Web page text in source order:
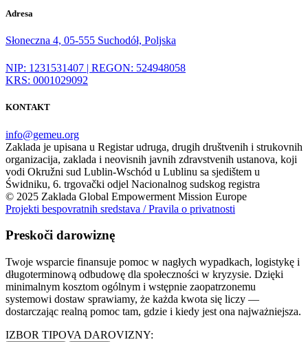
Adresa
Słoneczna 4, 05-555 Suchodół, Poljska
NIP: 1231531407 | REGON: 524948058
KRS: 0001029092
KONTAKT
info@gemeu.org
Zaklada je upisana u Registar udruga, drugih društvenih i strukovnih
organizacija, zaklada i neovisnih javnih zdravstvenih ustanova, koji
vodi Okružni sud Lublin-Wschód u Lublinu sa sjedištem u
Świdniku, 6. trgovački odjel Nacionalnog sudskog registra
© 2025 Zaklada Global Empowerment Mission Europe
Projekti bespovratnih sredstava / Pravila o privatnosti
Preskoči darowiznę
Twoje wsparcie finansuje pomoc w nagłych wypadkach, logistykę i
długoterminową odbudowę dla społeczności w kryzysie. Dzięki
minimalnym kosztom ogólnym i wstępnie zaopatrzonemu
systemowi dostaw sprawiamy, że każda kwota się liczy —
dostarczając realną pomoc tam, gdzie i kiedy jest ona najważniejsza.
IZBOR TIPOVA DAROVIZNY: